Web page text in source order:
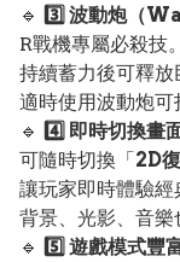
🔹
3️⃣ 波動炮（
R戰機專屬必殺技。
持續蓄力後可釋放
適時使用波動炮可
🔹
4️⃣ 即時切換畫
可隨時切換「 2D
讓玩家即時體驗經
背景、光影、音樂
🔹
5️⃣ 遊戲模式豐